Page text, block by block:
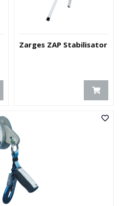
Zarges ZAP Stabilisator